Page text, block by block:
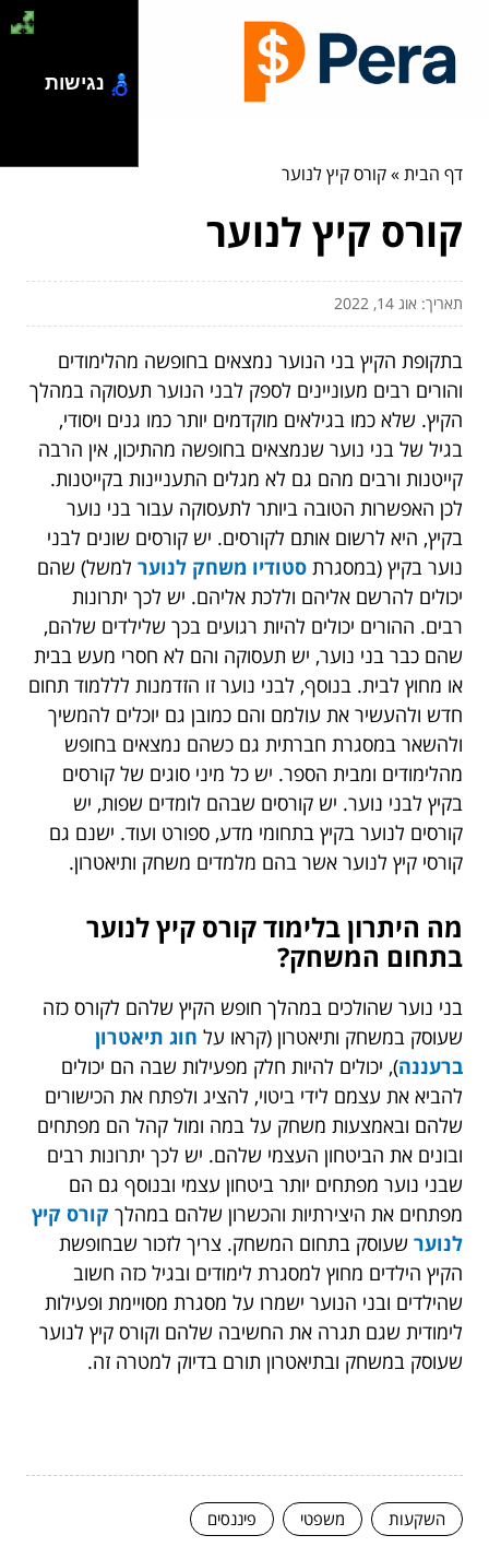
דף הבית»קורס קיץ לנוער
קורס קיץ לנוער
תאריך: אוג 14, 2022
בתקופת הקיץ בני הנוער נמצאים בחופשה מהלימודים
והורים רבים מעוניינים לספק לבני הנוער תעסוקה במהלך
הקיץ. שלא כמו בגילאים מוקדמים יותר כמו גנים ויסודי,
בגיל של בני נוער שנמצאים בחופשה מהתיכון, אין הרבה
קייטנות ורבים מהם גם לא מגלים התעניינות בקייטנות.
לכן האפשרות הטובה ביותר לתעסוקה עבור בני נוער
בקיץ, היא לרשום אותם לקורסים. יש קורסים שונים לבני
נוער בקיץ (במסגרת סטודיו משחק לנוער למשל) שהם
יכולים להרשם אליהם וללכת אליהם. יש לכך יתרונות
רבים. ההורים יכולים להיות רגועים בכך שלילדים שלהם,
שהם כבר בני נוער, יש תעסוקה והם לא חסרי מעש בבית
או מחוץ לבית. בנוסף, לבני נוער זו הזדמנות לללמוד תחום
חדש ולהעשיר את עולמם והם כמובן גם יוכלים להמשיך
ולהשאר במסגרת חברתית גם כשהם נמצאים בחופש
מהלימודים ומבית הספר. יש כל מיני סוגים של קורסים
בקיץ לבני נוער. יש קורסים שבהם לומדים שפות, יש
קורסים לנוער בקיץ בתחומי מדע, ספורט ועוד. ישנם גם
קורסי קיץ לנוער אשר בהם מלמדים משחק ותיאטרון.
מה היתרון בלימוד קורס קיץ לנוער
בתחום המשחק?
בני נוער שהולכים במהלך חופש הקיץ שלהם לקורס כזה
שעוסק במשחק ותיאטרון (קראו על חוג תיאטרון
ברעננה), יכולים להיות חלק מפעילות שבה הם יכולים
להביא את עצמם לידי ביטוי, להציג ולפתח את הכישורים
שלהם ובאמצעות משחק על במה ומול קהל הם מפתחים
ובונים את הביטחון העצמי שלהם. יש לכך יתרונות רבים
שבני נוער מפתחים יותר ביטחון עצמי ובנוסף גם הם
מפתחים את היצירתיות והכשרון שלהם במהלך קורס קיץ
לנוער שעוסק בתחום המשחק. צריך לזכור שבחופשת
הקיץ הילדים מחוץ למסגרת לימודים ובגיל כזה חשוב
שהילדים ובני הנוער ישמרו על מסגרת מסויימת ופעילות
לימודית שגם תגרה את החשיבה שלהם וקורס קיץ לנוער
שעוסק במשחק ובתיאטרון תורם בדיוק למטרה זה.
השקעות משפטי פיננסים
נגישות